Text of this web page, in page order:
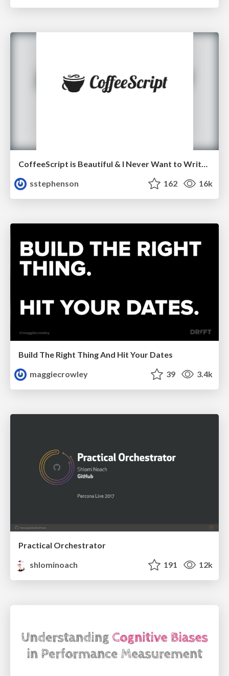
sstephenson
162 16k
Build The Right Thing And Hit Your Dates
maggiecrowley
39 3.4k
Practical Orchestrator
shlominoach
191 12k